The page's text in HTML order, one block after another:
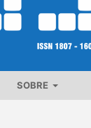
SOBRE